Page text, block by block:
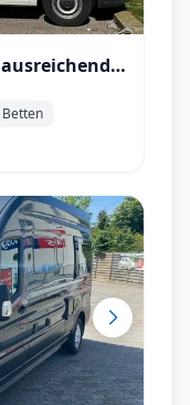
Betten